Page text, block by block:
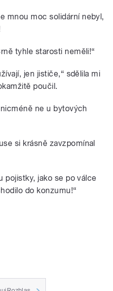
mnou moc solidární nebyl,
tyhle starosti neměli!“
jen jističe,“ sdělila mi
poučil.
ne u bytových
si krásně zavzpomínal
pojistky, jako se po válce
do konzumu!“